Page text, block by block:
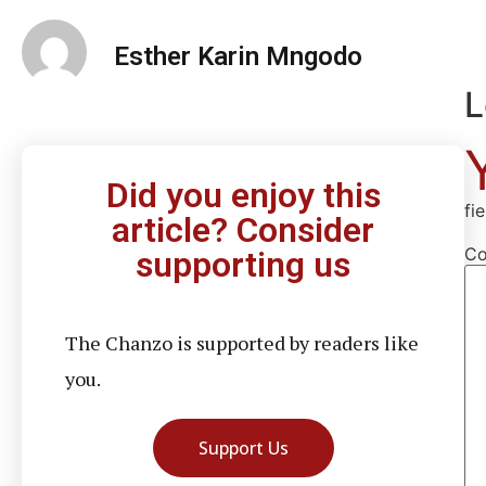
Esther Karin Mngodo
Did you enjoy this
article? Consider
supporting us
The Chanzo is supported by readers like
you.
Support Us